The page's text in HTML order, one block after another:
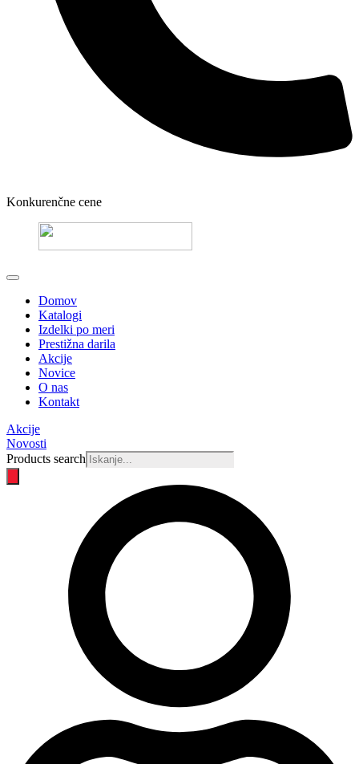
Konkurenčne cene
Domov
Katalogi
Izdelki po meri
Prestižna darila
Akcije
Novice
O nas
Kontakt
Akcije
Novosti
Products search